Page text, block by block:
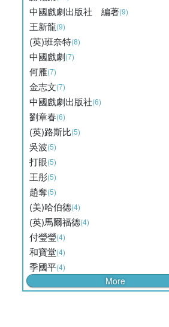
中國戲劇出版社 編著(9)
王新龍(9)
(英)班奈特(8)
中國戲劇(7)
何雁(7)
金志文(7)
中國戲劇出版社(6)
劉章春(6)
(英)路斯比(5)
吳波(5)
打眼(5)
王彤(5)
趙奪(5)
(美)哈伯德(4)
(英)馬爾福德(4)
付瑩瑩(4)
和寶堂(4)
季國平(4)
More